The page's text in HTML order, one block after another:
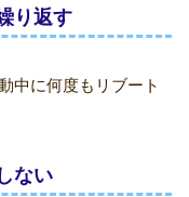
り返す
中に何度もリブート
ない